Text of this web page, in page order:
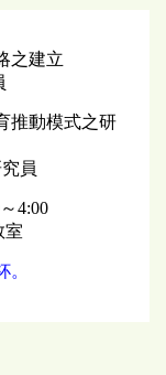
之建立
推動模式之研
員
4:00
室
。